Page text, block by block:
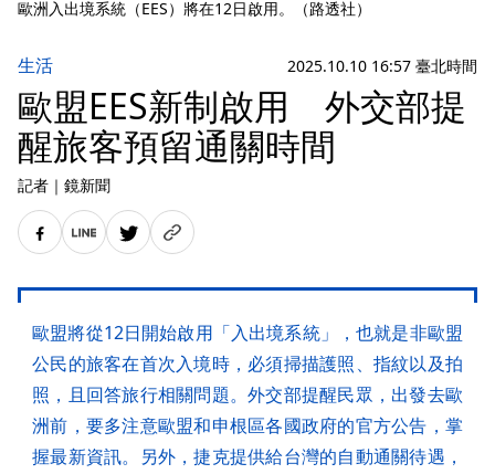
歐洲入出境系統（EES）將在12日啟用。（路透社）
生活 2025.10.10 16:57 臺北時間
歐盟EES新制啟用 外交部提
醒旅客預留通關時間
記者 ｜ 鏡新聞
歐盟將從12日開始啟用「入出境系統」，也就是非歐盟
公民的旅客在首次入境時，必須掃描護照、指紋以及拍
照，且回答旅行相關問題。外交部提醒民眾，出發去歐
洲前，要多注意歐盟和申根區各國政府的官方公告，掌
握最新資訊。另外，捷克提供給台灣的自動通關待遇，